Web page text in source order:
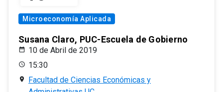
Microeconomía Aplicada
Susana Claro, PUC-Escuela de Gobierno
10 de Abril de 2019
15:30
Facultad de Ciencias Económicas y